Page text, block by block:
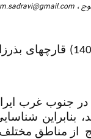
، m.sadravi@gmail.com
قارچ­های
در جنوب غرب
بنابراین
از مناطق